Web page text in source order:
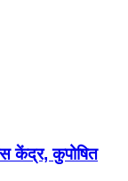
केंद्र, कुपोषित